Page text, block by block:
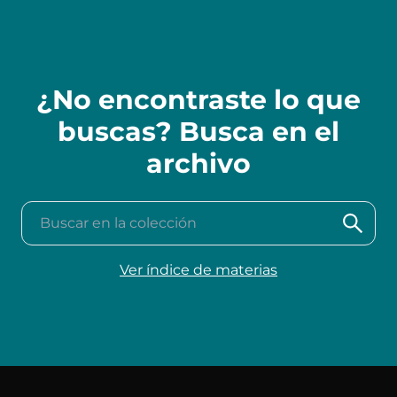
¿No encontraste lo que
buscas? Busca en el
archivo
Buscar en la colección
Ver índice de materias